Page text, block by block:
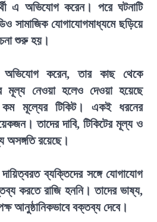
এ অভিযোগ করেন। পরে ঘটনাটি
সামাজিক যোগাযোগমাধ্যমে ছড়িয়ে
শুরু হয়।
অভিযোগ করেন, তার কাছ থেকে
মূল্য নেওয়া হলেও দেওয়া হয়েছে
কম মূল্যের টিকিট। একই ধরনের
তাদের দাবি, টিকিটের মূল্য ও
অসঙ্গতি রয়েছে।
দায়িত্বরত ব্যক্তিদের সঙ্গে যোগাযোগ
করতে রাজি হননি। তাদের ভাষ্য,
আনুষ্ঠানিকভাবে বক্তব্য দেবে।